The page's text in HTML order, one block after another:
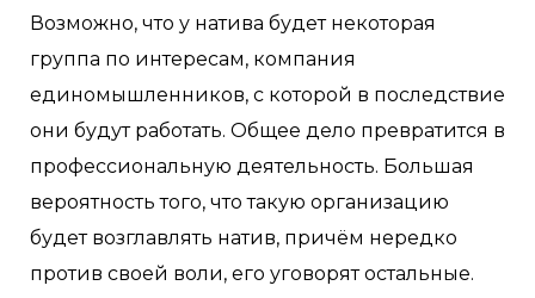
Возможно, что у натива будет некоторая
группа по интересам, компания
единомышленников, с которой в последствие
они будут работать. Общее дело превратится в
профессиональную деятельность. Большая
вероятность того, что такую организацию
будет возглавлять натив, причём нередко
против своей воли, его уговорят остальные.